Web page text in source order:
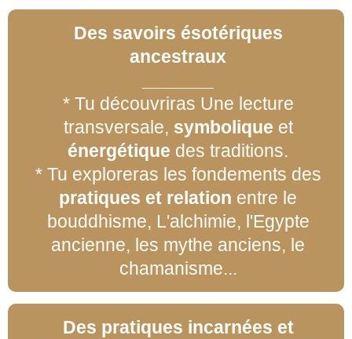
Des savoirs ésotériques
ancestraux
* Tu découvriras Une lecture
transversale, symbolique et
énergétique des traditions.
* Tu exploreras les fondements des
pratiques et relation entre le
bouddhisme, L'alchimie, l'Egypte
ancienne, les mythe anciens, le
chamanisme...
Des pratiques incarnées et